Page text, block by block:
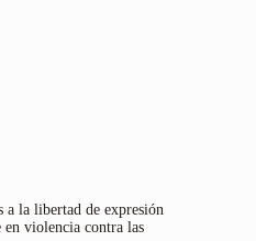
la libertad de expresión
en violencia contra las